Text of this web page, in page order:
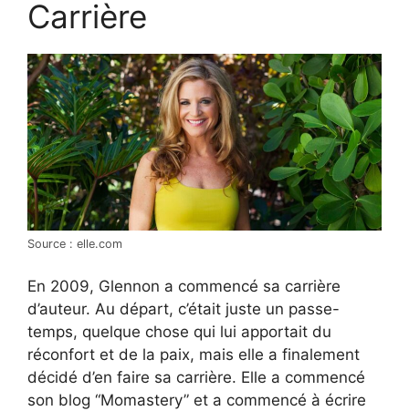
Carrière
Source : elle.com
En 2009, Glennon a commencé sa carrière
d’auteur. Au départ, c’était juste un passe-
temps, quelque chose qui lui apportait du
réconfort et de la paix, mais elle a finalement
décidé d’en faire sa carrière. Elle a commencé
son blog “Momastery” et a commencé à écrire